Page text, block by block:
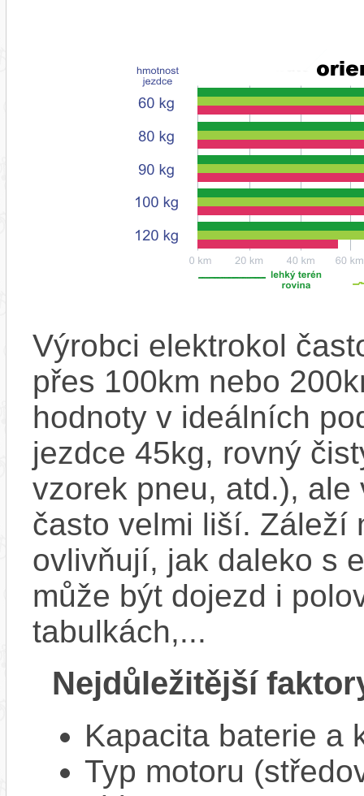
Výrobci elektrokol
přes 100km nebo
hodnoty v ideálních
jezdce 45kg, rovný
vzorek pneu, atd.),
často velmi liší. Záleží
ovlivňují, jak daleko s
může být dojezd i
tabulkách,...
Nejdůležitější
Kapacita baterie a
Typ motoru